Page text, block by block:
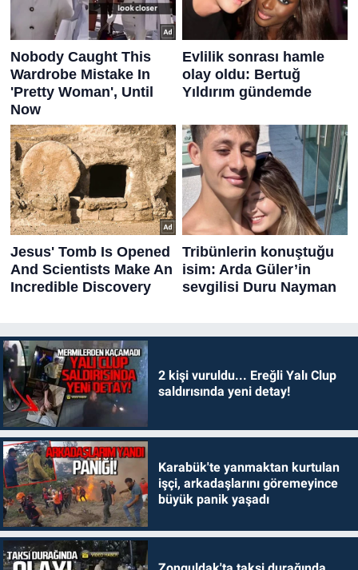
2 kişi vuruldu... Ereğli Yalı Clup
saldırısında yeni detay!
Karabük'te yanmaktan kurtulan
işçi, arkadaşlarını göremeyince
büyük panik yaşadı